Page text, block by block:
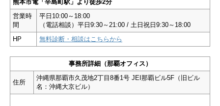
熊本市電「辛島町駅」より徒歩2分
営業時
間
平日10:00～18:00
（電話相談）平日9:30～21:00 / 土日祝日9:30～18:00
HP
無料診断・相談はこちらから
事務所詳細（那覇オフィス）
住所
沖縄県那覇市久茂地2丁目8番1号 JEI那覇ビル5F（旧ビル
名：沖縄大京ビル）